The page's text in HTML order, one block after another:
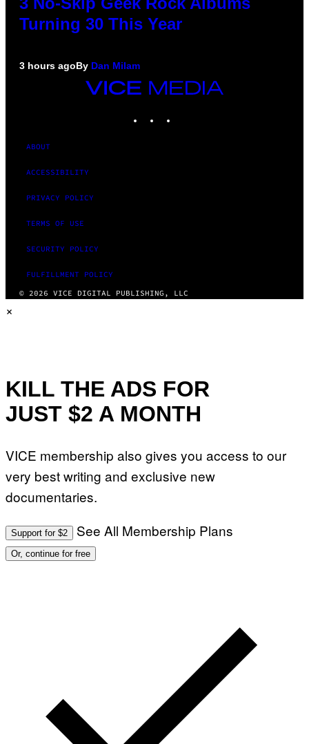
Turning 30 This Year
3 hours agoBy Dan Milam
VICE
MEDIA
ABOUT
ACCESSIBILITY
PRIVACY POLICY
TERMS OF USE
SECURITY POLICY
FULFILLMENT POLICY
© 2026 VICE DIGITAL PUBLISHING, LLC
×
KILL THE ADS FOR
JUST $2 A MONTH
VICE membership also gives you access to our
very best writing and exclusive new
documentaries.
Support for $2 See All Membership Plans
Or, continue for free